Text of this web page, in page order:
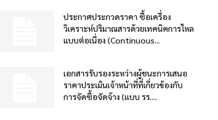
ประกาศประกวดราคา ซื้อเครื่อง
วิเคราะห์ปริมาณสารด้วยเทคนิคการไหล
แบบต่อเนื่อง (Continuous...
เอกสารรับรองระหว่างผู้ชนะการเสนอ
ราคาประเมินเจ้าหน้าที่ที่เกี่ยวข้องกับ
การจัดซื้อจัดจ้าง (แบบ รร....